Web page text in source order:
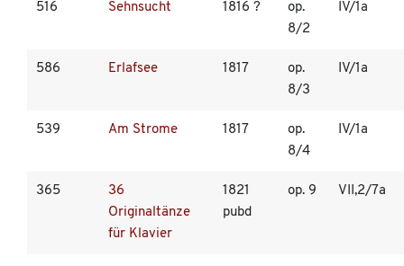
516 Sehnsucht 1816 ?
op.
8/2
IV/1a
586 Erlafsee 1817
op.
8/3
IV/1a
539 Am Strome 1817
op.
8/4
IV/1a
365
36
Originaltänze
für Klavier
1821
pubd
op. 9 VII,2/7a